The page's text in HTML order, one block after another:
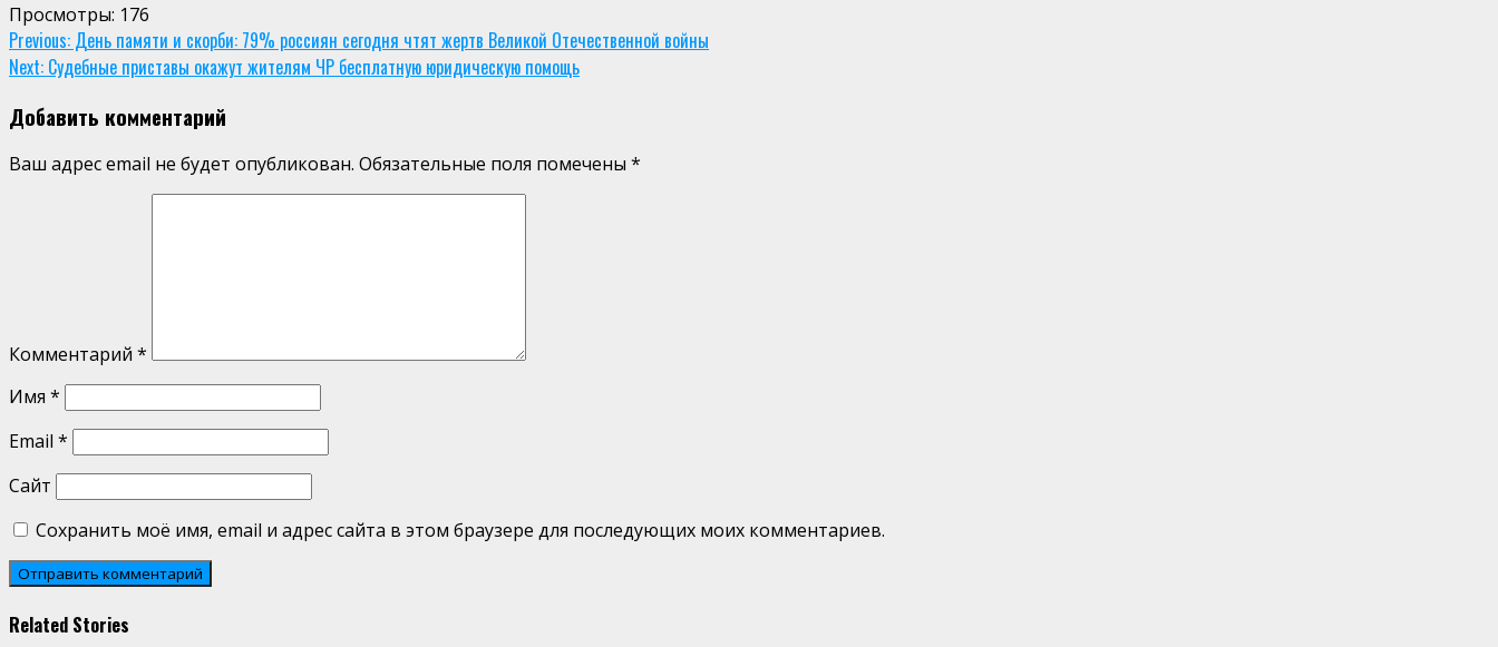
Просмотры: 176
Continue
Reading
Previous: День памяти и скорби: 79% россиян сегодня чтят жертв Великой Отечественной войны
Next: Судебные приставы окажут жителям ЧР бесплатную юридическую помощь
Добавить комментарий
Ваш адрес email не будет опубликован. Обязательные поля помечены *
Комментарий *
Имя *
Email *
Сайт
Сохранить моё имя, email и адрес сайта в этом браузере для последующих моих комментариев.
Related Stories